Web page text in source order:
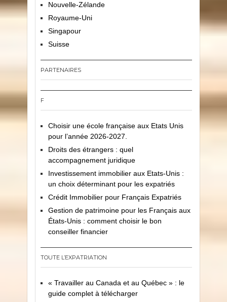
Nouvelle-Zélande
Royaume-Uni
Singapour
Suisse
PARTENAIRES
F
Choisir une école française aux Etats Unis
pour l’année 2026-2027.
Droits des étrangers : quel
accompagnement juridique
Investissement immobilier aux Etats-Unis :
un choix déterminant pour les expatriés
Crédit Immobilier pour Français Expatriés
Gestion de patrimoine pour les Français aux
États-Unis : comment choisir le bon
conseiller financier
TOUTE L’EXPATRIATION
« Travailler au Canada et au Québec » : le
guide complet à télécharger